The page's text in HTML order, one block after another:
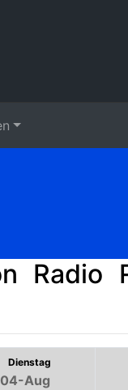
Radio
Dienstag
04-Aug